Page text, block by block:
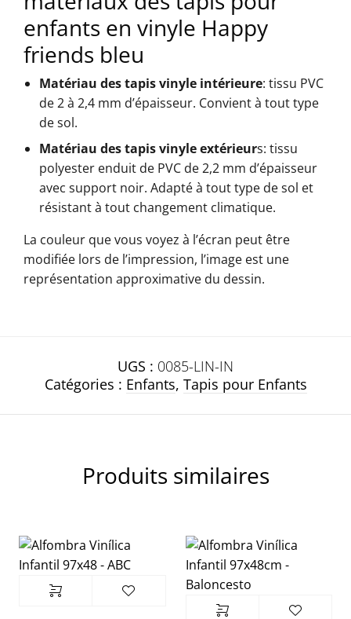
enfants en vinyle Happy
friends bleu
Matériau des tapis vinyle intérieure: tissu PVC
de 2 à 2,4 mm d’épaisseur. Convient à tout type
de sol.
Matériau des tapis vinyle extérieurs: tissu
polyester enduit de PVC de 2,2 mm d’épaisseur
avec support noir. Adapté à tout type de sol et
résistant à tout changement climatique.
La couleur que vous voyez à l’écran peut être
modifiée lors de l’impression, l’image est une
représentation approximative du dessin.
UGS : 0085-LIN-IN
Catégories : Enfants, Tapis pour Enfants
Produits similaires